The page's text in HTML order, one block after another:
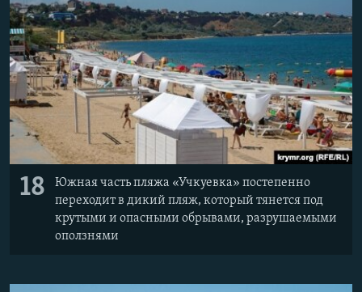
18
Южная часть пляжа «Учкуевка» постепенно
переходит в дикий пляж, который тянется под
крутыми и опасными обрывами, разрушаемыми
оползнями